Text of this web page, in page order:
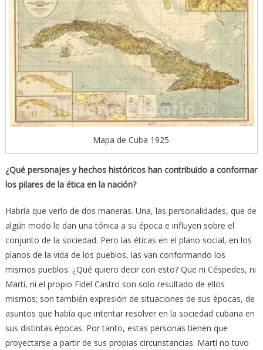
Mapa de Cuba 1925.
¿Qué personajes y hechos históricos han contribuido a conformar
los pilares de la ética en la nación?
Habría que verlo de dos maneras. Una, las personalidades, que de
algún modo le dan una tónica a su época e influyen sobre el
conjunto de la sociedad. Pero las éticas en el plano social, en los
planos de la vida de los pueblos, las van conformando los
mismos pueblos. ¿Qué quiero decir con esto? Que ni Céspedes, ni
Martí, ni el propio Fidel Castro son solo resultado de ellos
mismos; son también expresión de situaciones de sus épocas, de
asuntos que había que intentar resolver en la sociedad cubana en
sus distintas épocas. Por tanto, estas personas tienen que
proyectarse a partir de sus propias circunstancias. Martí no tuvo